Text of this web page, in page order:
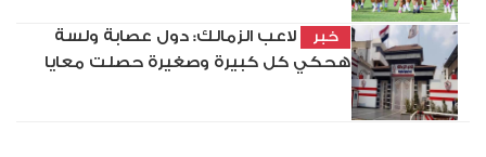
خبر
لاعب الزمالك: دول عصابة ولسة
هحكي كل كبيرة وصغيرة حصلت معايا